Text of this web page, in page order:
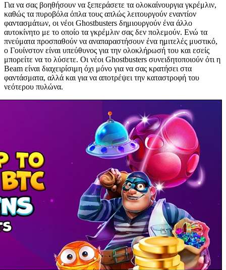
Για να σας βοηθήσουν να ξεπεράσετε τα ολοκαίνουργια γκρέμλιν,
καθώς τα πυροβόλα όπλα τους απλώς λειτουργούν εναντίον
φαντασμάτων, οι νέοι Ghostbusters δημιουργούν ένα άλλο
αυτοκίνητο με το οποίο τα γκρέμλιν σας δεν πολεμούν. Ενώ τα
πνεύματα προσπαθούν να αναπαραστήσουν ένα ημιτελές μυστικό,
ο Γουίνστον είναι υπεύθυνος για την ολοκλήρωσή του και εσείς
μπορείτε να το λύσετε. Οι νέοι Ghostbusters συνειδητοποιούν ότι η
Beam είναι διαχειρίσιμη όχι μόνο για να σας κρατήσει στα
φαντάσματα, αλλά και για να αποτρέψει την καταστροφή του
νεότερου πυλώνα.